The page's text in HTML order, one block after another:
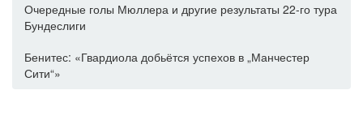
Очередные голы Мюллера и другие результаты 22-го тура
Бундеслиги
Бенитес: «Гвардиола добьётся успехов в „Манчестер
Сити“»